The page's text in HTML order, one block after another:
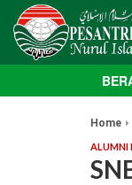
Home
ALUMNI